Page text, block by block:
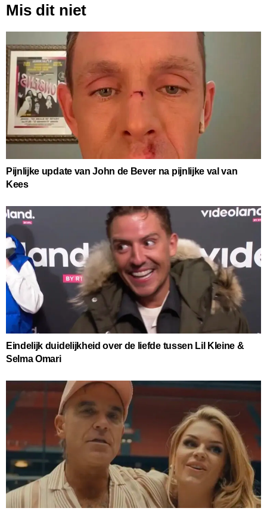
Mis dit niet
Pijnlijke update van John de Bever na pijnlijke val van
Kees
Eindelijk duidelijkheid over de liefde tussen Lil Kleine &
Selma Omari